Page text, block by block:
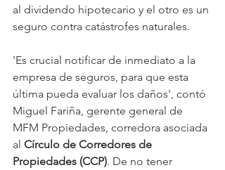
al dividendo hipotecario y el otro es un
seguro contra catástrofes naturales.
'Es crucial notificar de inmediato a la
empresa de seguros, para que esta
última pueda evaluar los daños', contó
Miguel Fariña, gerente general de
MFM Propiedades, corredora asociada
al Círculo de Corredores de
Propiedades (CCP). De no tener